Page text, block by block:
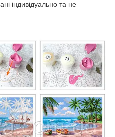
індивідуально та не